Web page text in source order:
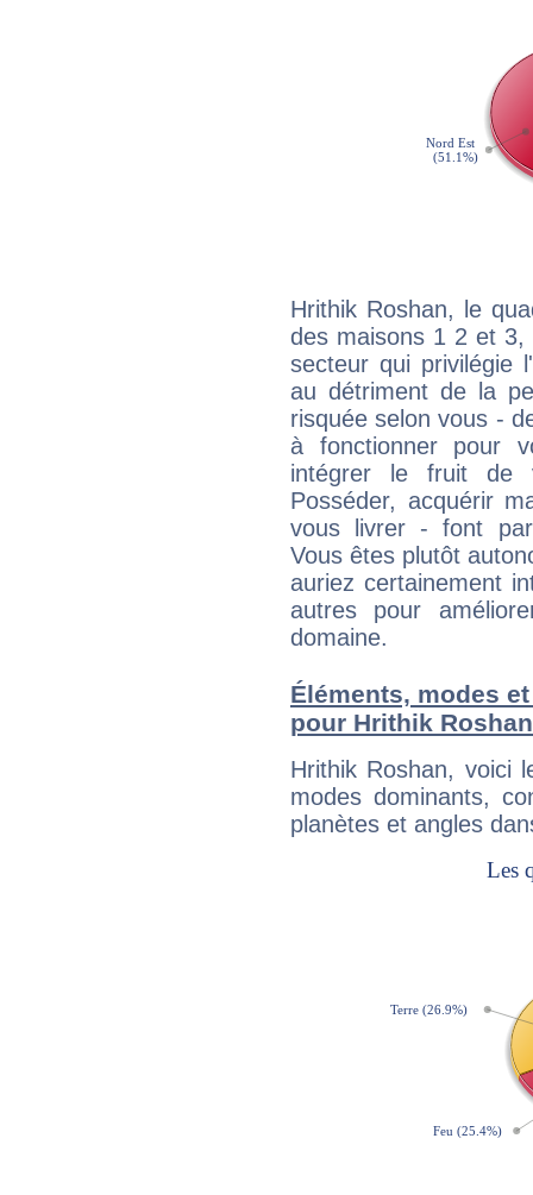
Hrithik Roshan, le
des maisons 1 2 et
secteur qui privilégie
au détriment de la
risquée selon vous -
à fonctionner pour
intégrer le fruit de
Posséder, acquérir
vous livrer - font
Vous êtes plutôt
auriez certainement
autres pour
domaine.
Éléments, modes
pour Hrithik Roshan
Hrithik Roshan, voici
modes dominants,
planètes et angles